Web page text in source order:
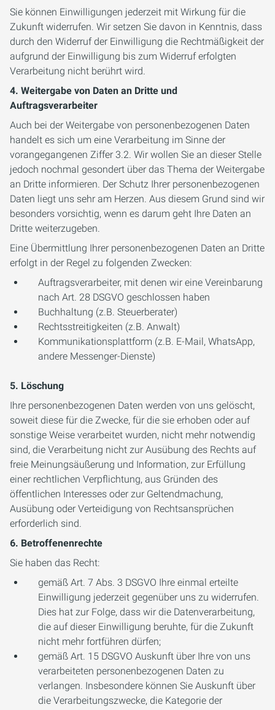
Sie können Einwilligungen jederzeit mit Wirkung für die
Zukunft widerrufen. Wir setzen Sie davon in Kenntnis, dass
durch den Widerruf der Einwilligung die Rechtmäßigkeit der
aufgrund der Einwilligung bis zum Widerruf erfolgten
Verarbeitung nicht berührt wird.
4. Weitergabe von Daten an Dritte und
Auftragsverarbeiter
Auch bei der Weitergabe von personenbezogenen Daten
handelt es sich um eine Verarbeitung im Sinne der
vorangegangenen Ziffer 3.2. Wir wollen Sie an dieser Stelle
jedoch nochmal gesondert über das Thema der Weitergabe
an Dritte informieren. Der Schutz Ihrer personenbezogenen
Daten liegt uns sehr am Herzen. Aus diesem Grund sind wir
besonders vorsichtig, wenn es darum geht Ihre Daten an
Dritte weiterzugeben.
Eine Übermittlung Ihrer personenbezogenen Daten an Dritte
erfolgt in der Regel zu folgenden Zwecken:
Auftragsverarbeiter, mit denen wir eine Vereinbarung
nach Art. 28 DSGVO geschlossen haben
Buchhaltung (z.B. Steuerberater)
Rechtsstreitigkeiten (z.B. Anwalt)
Kommunikationsplattform (z.B. E-Mail, WhatsApp,
andere Messenger-Dienste)
5. Löschung
Ihre personenbezogenen Daten werden von uns gelöscht,
soweit diese für die Zwecke, für die sie erhoben oder auf
sonstige Weise verarbeitet wurden, nicht mehr notwendig
sind, die Verarbeitung nicht zur Ausübung des Rechts auf
freie Meinungsäußerung und Information, zur Erfüllung
einer rechtlichen Verpflichtung, aus Gründen des
öffentlichen Interesses oder zur Geltendmachung,
Ausübung oder Verteidigung von Rechtsansprüchen
erforderlich sind.
6. Betroffenenrechte
Sie haben das Recht:
gemäß Art. 7 Abs. 3 DSGVO Ihre einmal erteilte
Einwilligung jederzeit gegenüber uns zu widerrufen.
Dies hat zur Folge, dass wir die Datenverarbeitung,
die auf dieser Einwilligung beruhte, für die Zukunft
nicht mehr fortführen dürfen;
gemäß Art. 15 DSGVO Auskunft über Ihre von uns
verarbeiteten personenbezogenen Daten zu
verlangen. Insbesondere können Sie Auskunft über
die Verarbeitungszwecke, die Kategorie der